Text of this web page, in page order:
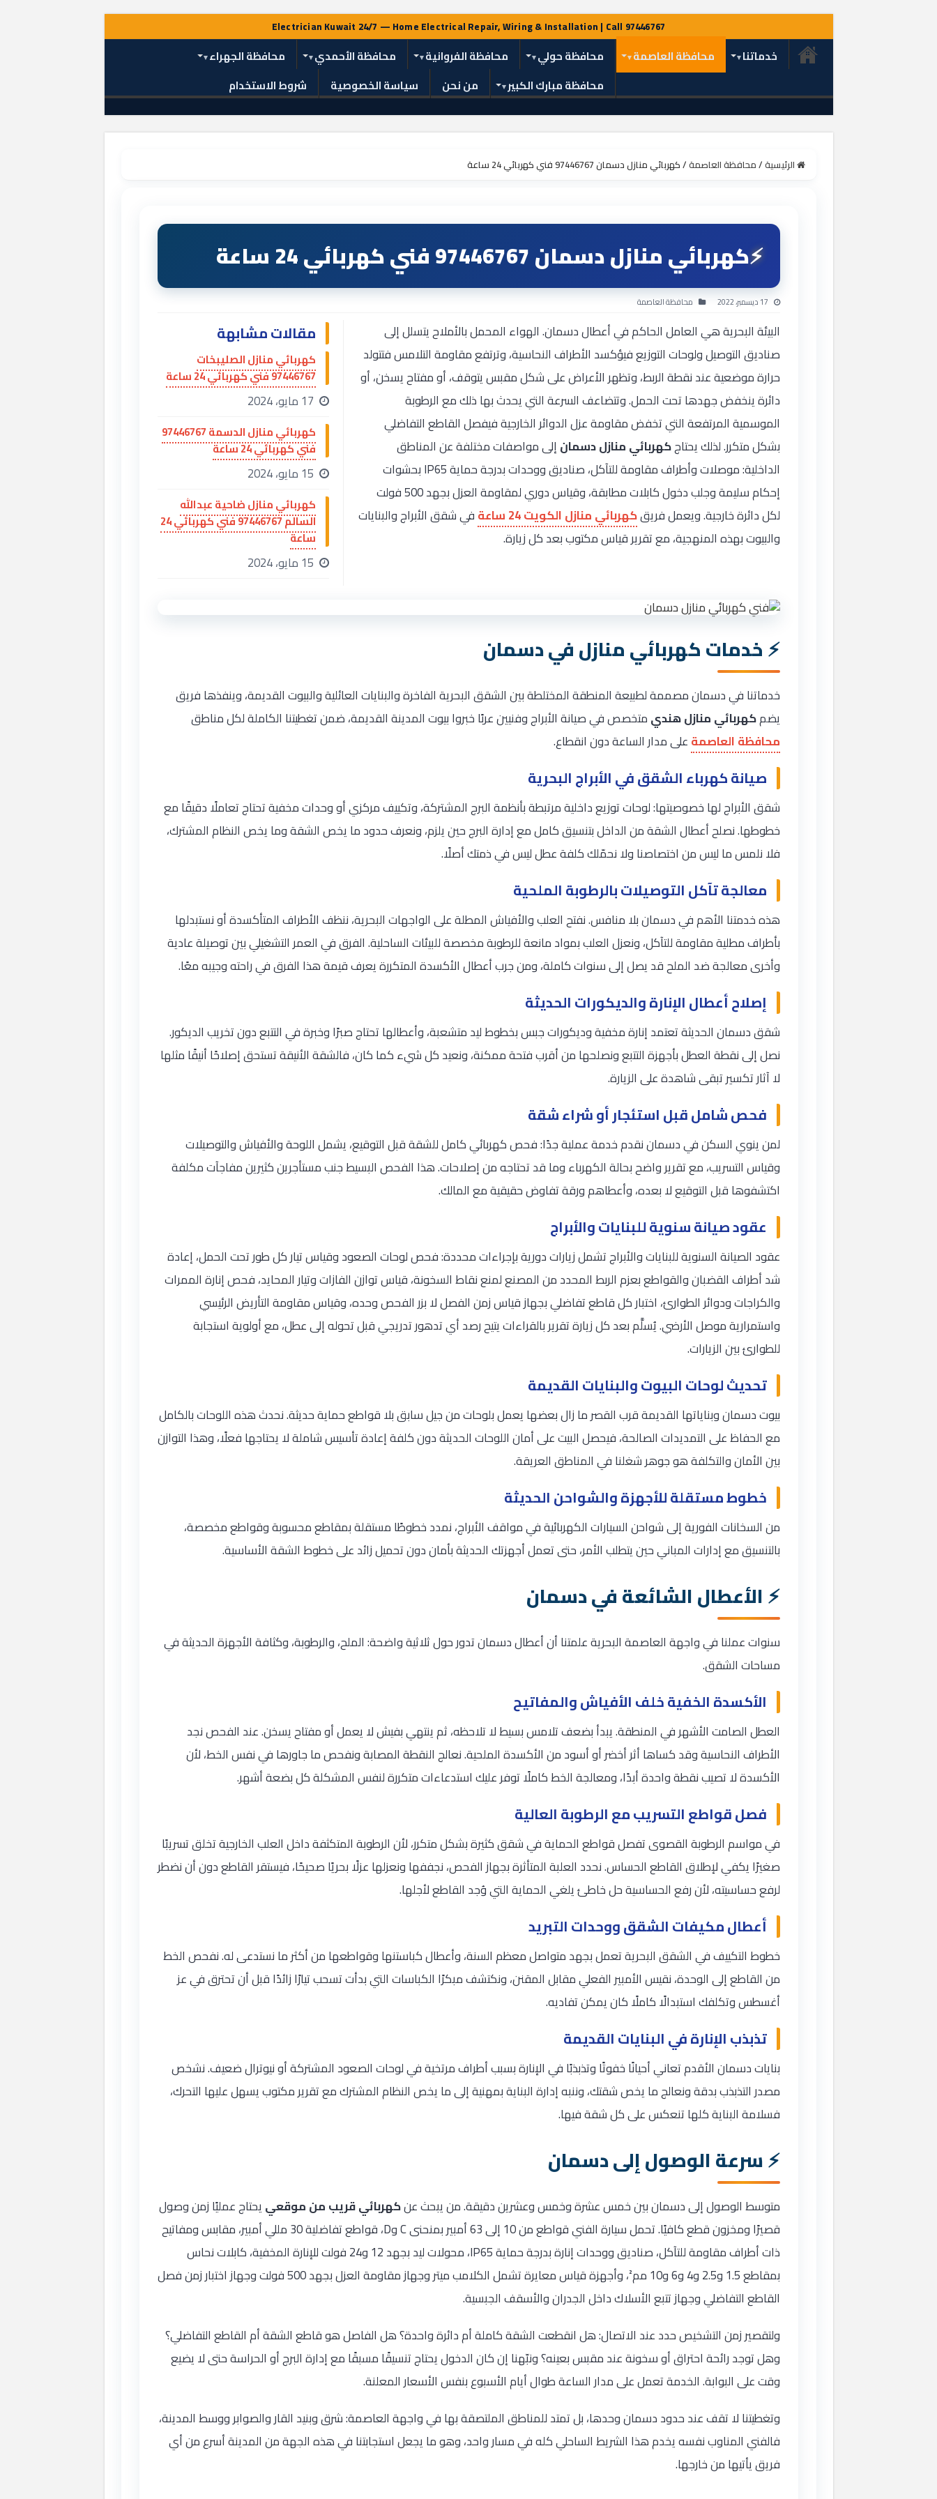
خدماتنا محافظة العاصمة محافظة حولي محافظة الفروانية محافظة الأحمدي
محافظة الجهراء
محافظة مبارك الكبير
من نحن سياسة الخصوصية شروط الاستخدام
الرئيسية/محافظة العاصمة/كهربائي منازل دسمان 97446767 فني كهربائي 24 ساعة
كهربائي منازل دسمان 97446767 فني كهربائي 24 ساعة
17 ديسمبر، 2022 محافظة العاصمة
مقالات مشابهة
كهربائي منازل الصليبخات
97446767 فني كهربائي 24 ساعة
17 مايو، 2024
كهربائي منازل الدسمة 97446767
فني كهربائي 24 ساعة
15 مايو، 2024
كهربائي منازل ضاحية عبدالله
السالم 97446767 فني كهربائي 24
ساعة
15 مايو، 2024
البيئة البحرية هي العامل الحاكم في أعطال دسمان. الهواء المحمل بالأملاح يتسلل إلى
صناديق التوصيل ولوحات التوزيع فيؤكسد الأطراف النحاسية، وترتفع مقاومة التلامس فتتولد
حرارة موضعية عند نقطة الربط، وتظهر الأعراض على شكل مقبس يتوقف، أو مفتاح يسخن، أو
دائرة ينخفض جهدها تحت الحمل. وتتضاعف السرعة التي يحدث بها ذلك مع الرطوبة
الموسمية المرتفعة التي تخفض مقاومة عزل الدوائر الخارجية فيفصل القاطع التفاضلي
بشكل متكرر. لذلك يحتاجكهربائي منازل دسمان إلى مواصفات مختلفة عن المناطق
الداخلية: موصلات وأطراف مقاومة للتآكل، صناديق ووحدات بدرجة حماية IP65 بحشوات
إحكام سليمة وجلب دخول كابلات مطابقة، وقياس دوري لمقاومة العزل بجهد 500 فولت
لكل دائرة خارجية. ويعمل فريقكهربائي منازل الكويت 24 ساعة
في شقق الأبراج والبنايات
والبيوت بهذه المنهجية، مع تقرير قياس مكتوب بعد كل زيارة.
خدمات كهربائي منازل في دسمان
خدماتنا في دسمان مصممة لطبيعة المنطقة المختلطة بين الشقق البحرية الفاخرة والبنايات العائلية والبيوت القديمة، وينفذها فريق
يضمكهربائي منازل هندي متخصص في صيانة الأبراج وفنيين عربًا خبروا بيوت المدينة القديمة، ضمن تغطيتنا الكاملة لكل مناطق
محافظة العاصمة على مدار الساعة دون انقطاع.
صيانة كهرباء الشقق في الأبراج البحرية
شقق الأبراج لها خصوصيتها: لوحات توزيع داخلية مرتبطة بأنظمة البرج المشتركة، وتكييف مركزي أو وحدات مخفية تحتاج تعاملًا دقيقًا مع
خطوطها. نصلح أعطال الشقة من الداخل بتنسيق كامل مع إدارة البرج حين يلزم، ونعرف حدود ما يخص الشقة وما يخص النظام المشترك،
فلا نلمس ما ليس من اختصاصنا ولا نحمّلك كلفة عطل ليس في ذمتك أصلًا.
معالجة تآكل التوصيلات بالرطوبة الملحية
هذه خدمتنا الأهم في دسمان بلا منافس. نفتح العلب والأفياش المطلة على الواجهات البحرية، ننظف الأطراف المتأكسدة أو نستبدلها
بأطراف مطلية مقاومة للتآكل، ونعزل العلب بمواد مانعة للرطوبة مخصصة للبيئات الساحلية. الفرق في العمر التشغيلي بين توصيلة عادية
وأخرى معالجة ضد الملح قد يصل إلى سنوات كاملة، ومن جرب أعطال الأكسدة المتكررة يعرف قيمة هذا الفرق في راحته وجيبه معًا.
إصلاح أعطال الإنارة والديكورات الحديثة
شقق دسمان الحديثة تعتمد إنارة مخفية وديكورات جبس بخطوط ليد متشعبة، وأعطالها تحتاج صبرًا وخبرة في التتبع دون تخريب الديكور.
نصل إلى نقطة العطل بأجهزة التتبع ونصلحها من أقرب فتحة ممكنة، ونعيد كل شيء كما كان، فالشقة الأنيقة تستحق إصلاحًا أنيقًا مثلها
لا آثار تكسير تبقى شاهدة على الزيارة.
فحص شامل قبل استئجار أو شراء شقة
لمن ينوي السكن في دسمان نقدم خدمة عملية جدًا: فحص كهربائي كامل للشقة قبل التوقيع، يشمل اللوحة والأفياش والتوصيلات
وقياس التسريب، مع تقرير واضح بحالة الكهرباء وما قد تحتاجه من إصلاحات. هذا الفحص البسيط جنب مستأجرين كثيرين مفاجآت مكلفة
اكتشفوها قبل التوقيع لا بعده، وأعطاهم ورقة تفاوض حقيقية مع المالك.
عقود صيانة سنوية للبنايات والأبراج
عقود الصيانة السنوية للبنايات والأبراج تشمل زيارات دورية بإجراءات محددة: فحص لوحات الصعود وقياس تيار كل طور تحت الحمل، إعادة
شد أطراف القضبان والقواطع بعزم الربط المحدد من المصنع لمنع نقاط السخونة، قياس توازن الفازات وتيار المحايد، فحص إنارة الممرات
والكراجات ودوائر الطوارئ، اختبار كل قاطع تفاضلي بجهاز قياس زمن الفصل لا بزر الفحص وحده، وقياس مقاومة التأريض الرئيسي
واستمرارية موصل الأرضي. يُسلَّم بعد كل زيارة تقرير بالقراءات يتيح رصد أي تدهور تدريجي قبل تحوله إلى عطل، مع أولوية استجابة
للطوارئ بين الزيارات.
تحديث لوحات البيوت والبنايات القديمة
بيوت دسمان وبناياتها القديمة قرب القصر ما زال بعضها يعمل بلوحات من جيل سابق بلا قواطع حماية حديثة. نحدث هذه اللوحات بالكامل
مع الحفاظ على التمديدات الصالحة، فيحصل البيت على أمان اللوحات الحديثة دون كلفة إعادة تأسيس شاملة لا يحتاجها فعلًا، وهذا التوازن
بين الأمان والتكلفة هو جوهر شغلنا في المناطق العريقة.
خطوط مستقلة للأجهزة والشواحن الحديثة
من السخانات الفورية إلى شواحن السيارات الكهربائية في مواقف الأبراج، نمدد خطوطًا مستقلة بمقاطع محسوبة وقواطع مخصصة،
بالتنسيق مع إدارات المباني حين يتطلب الأمر، حتى تعمل أجهزتك الحديثة بأمان دون تحميل زائد على خطوط الشقة الأساسية.
الأعطال الشائعة في دسمان
سنوات عملنا في واجهة العاصمة البحرية علمتنا أن أعطال دسمان تدور حول ثلاثية واضحة: الملح، والرطوبة، وكثافة الأجهزة الحديثة في
مساحات الشقق.
الأكسدة الخفية خلف الأفياش والمفاتيح
العطل الصامت الأشهر في المنطقة. يبدأ بضعف تلامس بسيط لا تلاحظه، ثم ينتهي بفيش لا يعمل أو مفتاح يسخن. عند الفحص نجد
الأطراف النحاسية وقد كساها أثر أخضر أو أسود من الأكسدة الملحية. نعالج النقطة المصابة ونفحص ما جاورها في نفس الخط، لأن
الأكسدة لا تصيب نقطة واحدة أبدًا، ومعالجة الخط كاملًا توفر عليك استدعاءات متكررة لنفس المشكلة كل بضعة أشهر.
فصل قواطع التسريب مع الرطوبة العالية
في مواسم الرطوبة القصوى تفصل قواطع الحماية في شقق كثيرة بشكل متكرر، لأن الرطوبة المتكثفة داخل العلب الخارجية تخلق تسريبًا
صغيرًا يكفي لإطلاق القاطع الحساس. نحدد العلبة المتأثرة بجهاز الفحص، نجففها ونعزلها عزلًا بحريًا صحيحًا، فيستقر القاطع دون أن نضطر
لرفع حساسيته، لأن رفع الحساسية حل خاطئ يلغي الحماية التي وُجد القاطع لأجلها.
أعطال مكيفات الشقق ووحدات التبريد
خطوط التكييف في الشقق البحرية تعمل بجهد متواصل معظم السنة، وأعطال كباستنها وقواطعها من أكثر ما نستدعى له. نفحص الخط
من القاطع إلى الوحدة، نقيس الأمبير الفعلي مقابل المقنن، ونكتشف مبكرًا الكباسات التي بدأت تسحب تيارًا زائدًا قبل أن تحترق في عز
أغسطس وتكلفك استبدالًا كاملًا كان يمكن تفاديه.
تذبذب الإنارة في البنايات القديمة
بنايات دسمان الأقدم تعاني أحيانًا خفوتًا وتذبذبًا في الإنارة بسبب أطراف مرتخية في لوحات الصعود المشتركة أو نيوترال ضعيف. نشخص
مصدر التذبذب بدقة ونعالج ما يخص شقتك، وننبه إدارة البناية بمهنية إلى ما يخص النظام المشترك مع تقرير مكتوب يسهل عليها التحرك،
فسلامة البناية كلها تنعكس على كل شقة فيها.
سرعة الوصول إلى دسمان
متوسط الوصول إلى دسمان بين خمس عشرة وخمس وعشرين دقيقة. من يبحث عنكهربائي قريب من موقعي يحتاج عمليًا زمن وصول
قصيرًا ومخزون قطع كافيًا. تحمل سيارة الفني قواطع من 10 إلى 63 أمبير بمنحنى C وD، قواطع تفاضلية 30 مللي أمبير، مقابس ومفاتيح
ذات أطراف مقاومة للتآكل، صناديق ووحدات إنارة بدرجة حماية IP65، محولات ليد بجهد 12 و24 فولت للإنارة المخفية، كابلات نحاس
بمقاطع 1.5 و2.5 و4 و6 و10 مم²، وأجهزة قياس معايرة تشمل الكلامب ميتر وجهاز مقاومة العزل بجهد 500 فولت وجهاز اختبار زمن فصل
القاطع التفاضلي وجهاز تتبع الأسلاك داخل الجدران والأسقف الجبسية.
ولتقصير زمن التشخيص حدد عند الاتصال: هل انقطعت الشقة كاملة أم دائرة واحدة؟ هل الفاصل هو قاطع الشقة أم القاطع التفاضلي؟
وهل توجد رائحة احتراق أو سخونة عند مقبس بعينه؟ ونبّهنا إن كان الدخول يحتاج تنسيقًا مسبقًا مع إدارة البرج أو الحراسة حتى لا يضيع
وقت على البوابة. الخدمة تعمل على مدار الساعة طوال أيام الأسبوع بنفس الأسعار المعلنة.
وتغطيتنا لا تقف عند حدود دسمان وحدها، بل تمتد للمناطق الملتصقة بها في واجهة العاصمة: شرق وبنيد القار والصوابر ووسط المدينة،
فالفني المناوب نفسه يخدم هذا الشريط الساحلي كله في مسار واحد، وهو ما يجعل استجابتنا في هذه الجهة من المدينة أسرع من أي
فريق يأتيها من خارجها.